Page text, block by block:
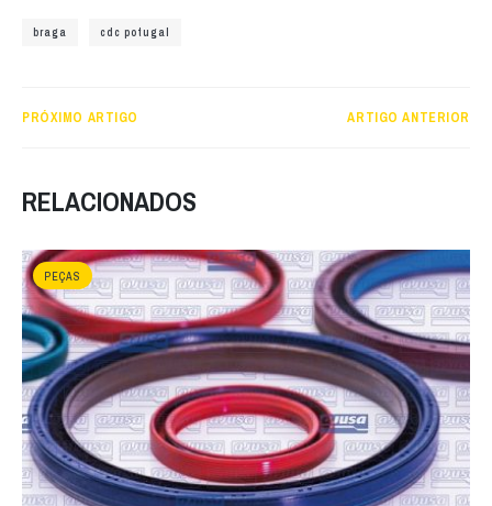
braga cdc potugal
PRÓXIMO ARTIGO ARTIGO ANTERIOR
RELACIONADOS
PEÇAS